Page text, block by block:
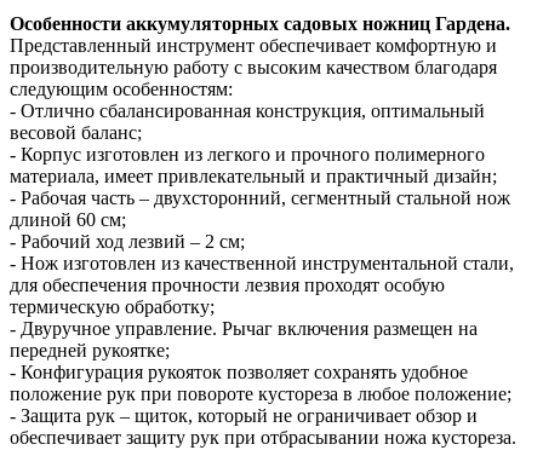
Особенности аккумуляторных садовых ножниц Гардена.
Представленный инструмент обеспечивает комфортную и
производительную работу с высоким качеством благодаря
следующим особенностям:
- Отлично сбалансированная конструкция, оптимальный
весовой баланс;
- Корпус изготовлен из легкого и прочного полимерного
материала, имеет привлекательный и практичный дизайн;
- Рабочая часть – двухсторонний, сегментный стальной нож
длиной 60 см;
- Рабочий ход лезвий – 2 см;
- Нож изготовлен из качественной инструментальной стали,
для обеспечения прочности лезвия проходят особую
термическую обработку;
- Двуручное управление. Рычаг включения размещен на
передней рукоятке;
- Конфигурация рукояток позволяет сохранять удобное
положение рук при повороте кустореза в любое положение;
- Защита рук – щиток, который не ограничивает обзор и
обеспечивает защиту рук при отбрасывании ножа кустореза.